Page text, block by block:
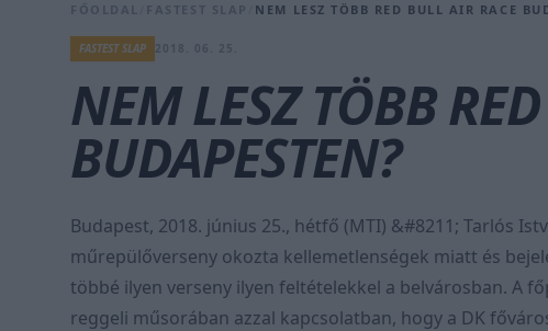
FŐOLDAL FASTEST SLAP NEM LESZ TÖBB RED BULL AIR RACE
FASTEST SLAP
NEM LESZ TÖBB
BUDAPESTEN?
Budapest, 2018. június 25., hétfő (MTI) &#8211; Tarlós
műrepülőverseny okozta kellemetlenségek miatt és
többé ilyen verseny ilyen feltételekkel a belvárosban. A
reggeli műsorában azzal kapcsolatban, hogy a DK